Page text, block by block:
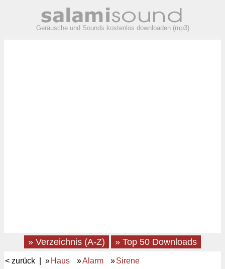
Geräusche und Sounds kostenlos downloaden (mp3)
» Verzeichnis (A-Z) » Top 50 Downloads
< zurück | » Haus »Alarm »Sirene